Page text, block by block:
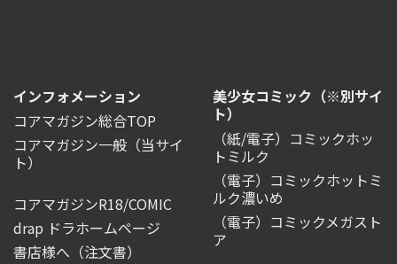
インフォメーション
コアマガジン総合TOP
コアマガジン一般 （当サイ
ト）
コアマガジンR18/COMIC
drap ドラホームページ
書店様へ（注文書）
美少女コミック（※別サイ
ト）
（紙/電子）コミックホッ
トミルク
（電子）コミックホットミ
ルク濃いめ
（電子）コミックメガスト
ア